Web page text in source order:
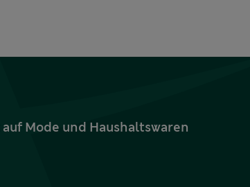
Mode und Haushaltswaren